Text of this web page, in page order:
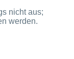
nicht aus;
werden.